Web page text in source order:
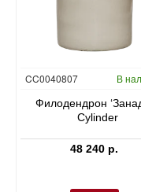
CC0040807 В
Филодендрон
Cylinder
48 240 р.